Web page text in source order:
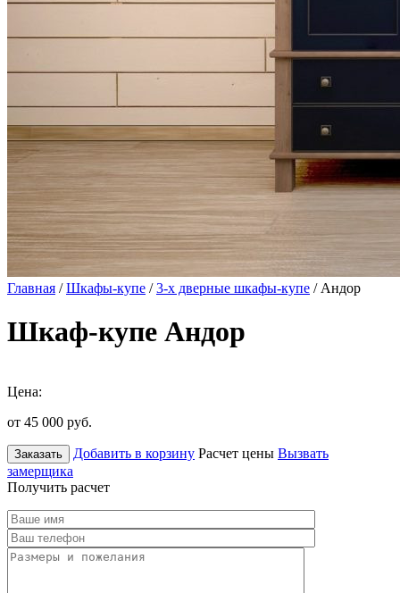
Главная /Шкафы-купе /3-х дверные шкафы-купе / Андор
Шкаф-купе Андор
Цена:
от 45 000 руб.
Заказать Добавить в корзину Расчет цены Вызвать
замерщика
Получить расчет